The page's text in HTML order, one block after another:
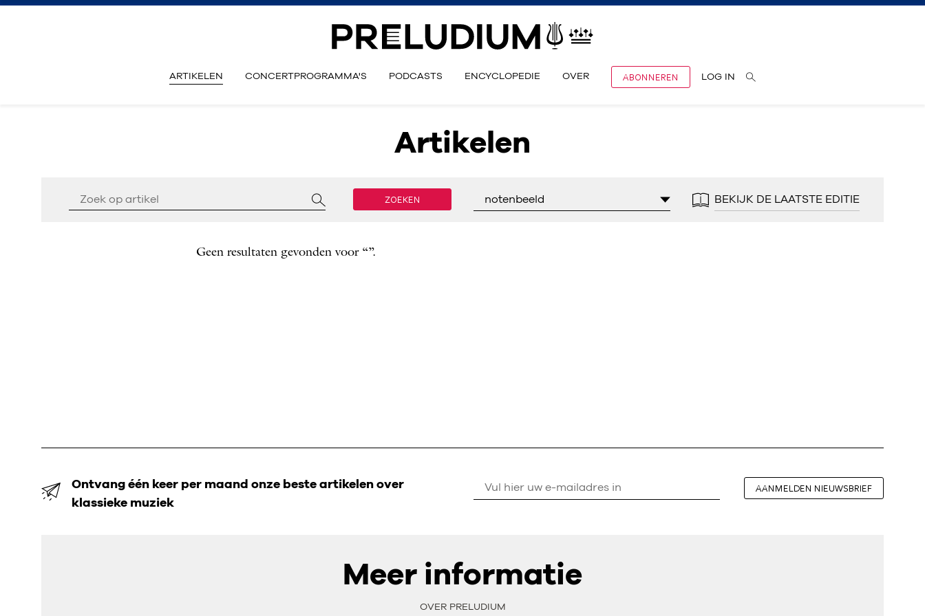
ARTIKELEN CONCERTPROGRAMMA'S PODCASTS ENCYCLOPEDIE OVER ABONNEREN LOG IN
Artikelen
ZOEKEN notenbeeld BEKIJK DE LAATSTE EDITIE
Geen resultaten gevonden voor “”.
Ontvang één keer per maand onze beste artikelen over
klassieke muziek
AANMELDEN NIEUWSBRIEF
Meer informatie
OVER PRELUDIUM